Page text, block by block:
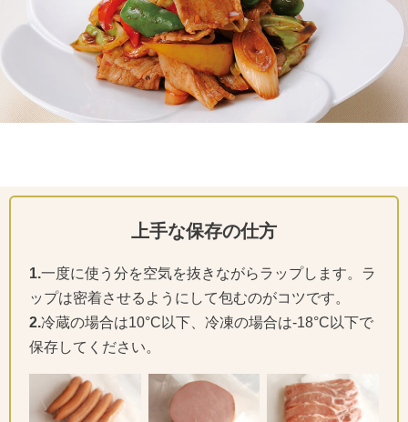
上手な保存の仕方
1.一度に使う分を空気を抜きながらラップします。ラ
ップは密着させるようにして包むのがコツです。
2.冷蔵の場合は10°C以下、冷凍の場合は-18°C以下で
保存してください。